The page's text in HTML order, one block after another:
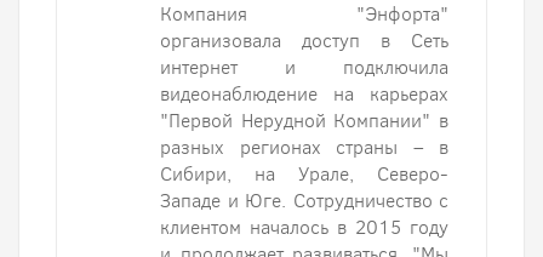
Компания "Энфорта"
организовала доступ в Сеть
интернет и подключила
видеонаблюдение на карьерах
"Первой Нерудной Компании" в
разных регионах страны – в
Сибири, на Урале, Северо-
Западе и Юге. Сотрудничество с
клиентом началось в 2015 году